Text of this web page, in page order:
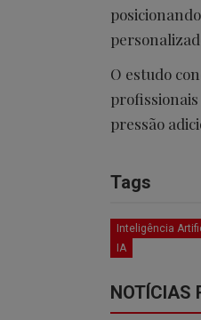
O estudo
pressão
Tags
Inteligência
IA
NOTÍCIAS